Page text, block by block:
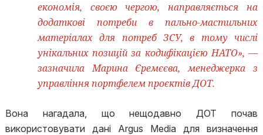
економія, своєю чергою, направляється на
додаткові потреби в пально-мастильних
матеріалах для потреб ЗСУ, в тому числі
унікальних позицій за кодифікацією НАТО», —
зазначила Марина Єремєєва, менеджерка з
управління портфелем проєктів ДОТ.
Вона нагадала, що нещодавно ДОТ почав
використовувати дані Argus Media для визначення